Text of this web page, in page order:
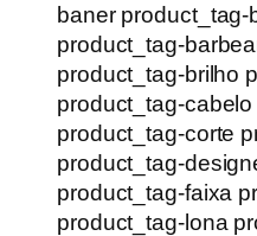
baner
product_tag-
product_tag-brilho
product_tag-
product_tag-corte
product_tag-
product_tag-faixa
product_tag-lona